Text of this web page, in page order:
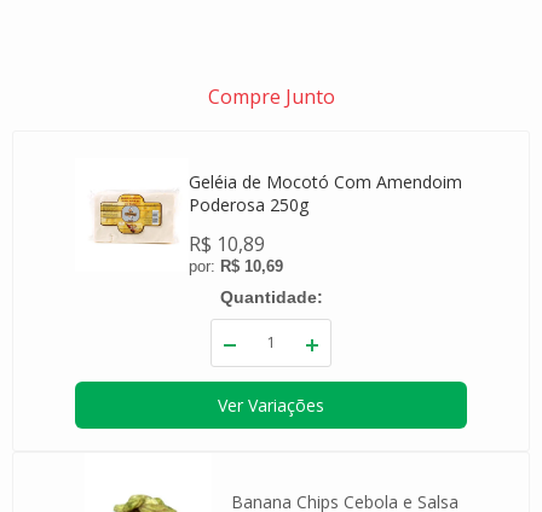
Compre Junto
Geléia de Mocotó Com Amendoim
Poderosa 250g
R$ 10,89
R$ 10,69
Quantidade
Ver Variações
Banana Chips Cebola e Salsa